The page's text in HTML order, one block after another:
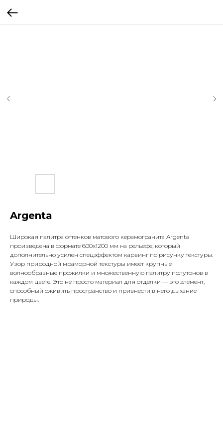
Argenta
Широкая палитра оттенков матового керамогранита Argenta
произведена в формате 600х1200 мм на рельефе, который
дополнительно усилен спецэффектом карвинг по рисунку текстуры.
Узор природной мраморной текстуры имеет крупные
волнообразные прожилки и множественную палитру полутонов в
каждом цвете. Это не просто материал для отделки — это элемент,
способный оживить пространство и привнести в него дыхание
природы.